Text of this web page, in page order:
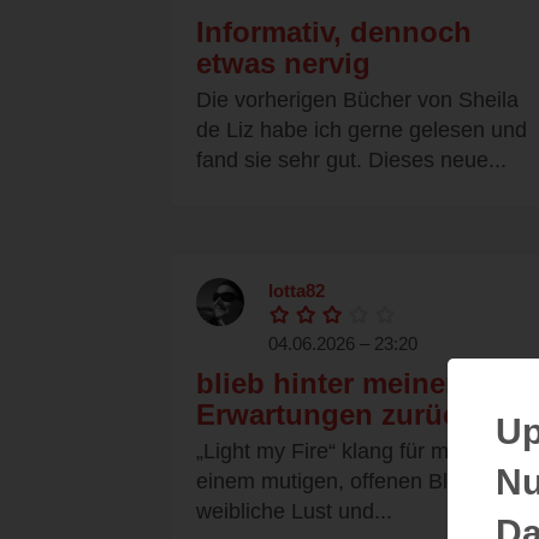
Informativ, dennoch
etwas nervig
Die vorherigen Bücher von Sheila
de Liz habe ich gerne gelesen und
fand sie sehr gut. Dieses neue...
lotta82
04.06.2026 – 23:20
blieb hinter meinen
Erwartungen zurück
„Light my Fire“ klang für mich nach
einem mutigen, offenen Blick auf
weibliche Lust und...